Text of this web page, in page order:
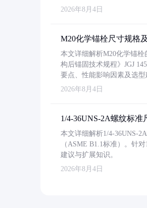
2026年8月4日
M20化学锚栓尺寸规格
本文详细解析M20化学锚
构后锚固技术规程》JGJ
要点、性能影响因素及选型
2026年8月4日
1/4-36UNS-2A螺纹标准
本文详细解析1/4-36UNS-
（ASME B1.1标准）。针
建议与扩展知识。
2026年8月4日